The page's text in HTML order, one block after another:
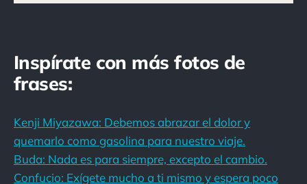
Inspírate con más fotos de
frases:
Kenji Miyazawa: Debemos abrazar el dolor y
quemarlo como gasolina para nuestro viaje.
Buda: Nada es para siempre, excepto el cambio.
Confucio: Exígete mucho a ti mismo y espera poco